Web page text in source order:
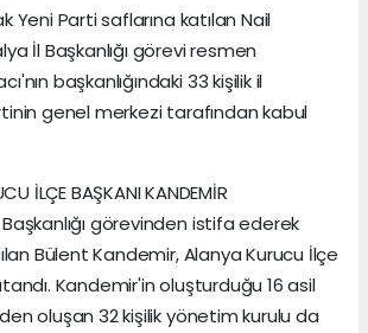
Yeni Parti saflarına katılan Nail
İl Başkanlığı görevi resmen
başkanlığındaki 33 kişilik il
genel merkezi tarafından kabul
İLÇE BAŞKANI KANDEMİR
görevinden istifa ederek
Bülent Kandemir, Alanya Kurucu İlçe
Kandemir'in oluşturduğu 16 asil
oluşan 32 kişilik yönetim kurulu da